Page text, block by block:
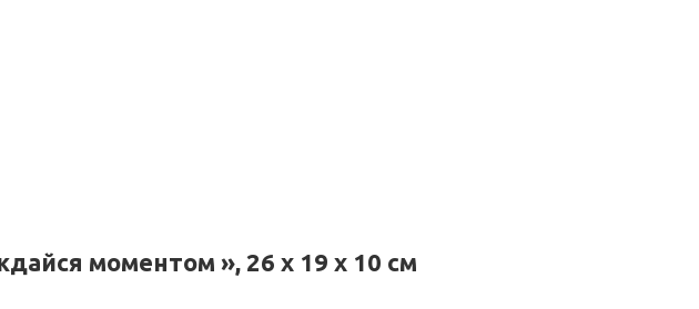
моментом », 26 х 19 х 10 см